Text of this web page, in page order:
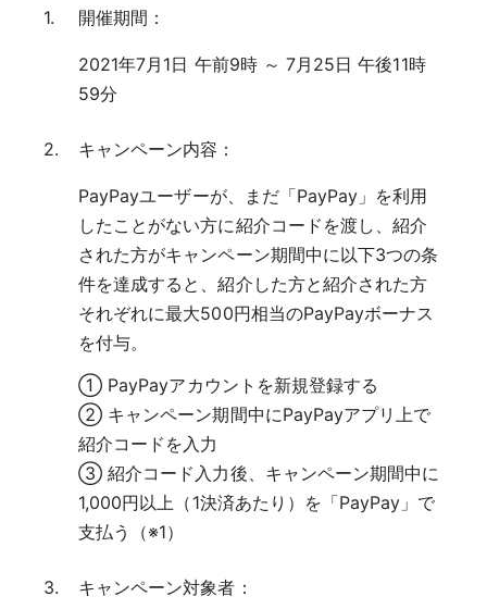
開催期間：
2021年7月1日 午前9時 ～ 7月25日 午後11時
59分
キャンペーン内容：
PayPayユーザーが、まだ「PayPay」を利用
したことがない方に紹介コードを渡し、紹介
された方がキャンペーン期間中に以下3つの条
件を達成すると、紹介した方と紹介された方
それぞれに最大500円相当のPayPayボーナス
を付与。
① PayPayアカウントを新規登録する
② キャンペーン期間中にPayPayアプリ上で
紹介コードを入力
③ 紹介コード入力後、キャンペーン期間中に
1,000円以上（1決済あたり）を「PayPay」で
支払う（※1）
キャンペーン対象者：